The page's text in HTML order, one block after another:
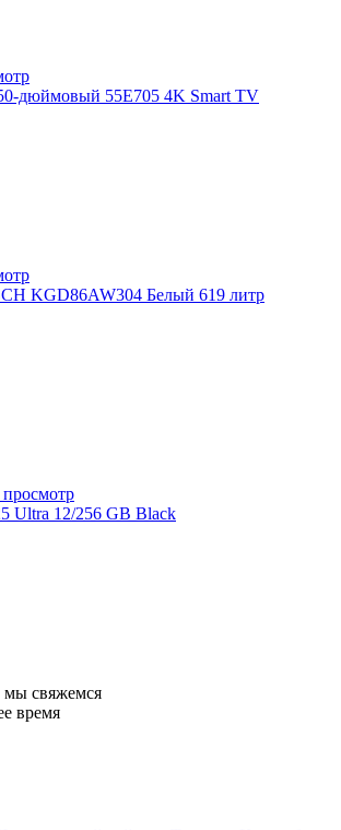
дюймовый 55E705 4K Smart TV
KGD86AW304 Белый 619 литр
Ultra 12/256 GB Black
мы свяжемся
время